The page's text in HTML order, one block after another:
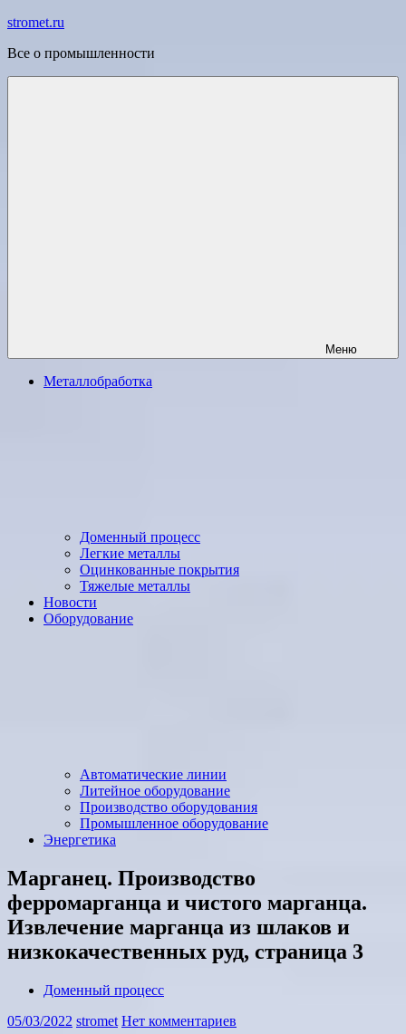
Перейти
содержимому
stromet.ru
Все о промышленности
Меню
Металлобработка
Доменный процесс
Легкие металлы
Оцинкованные покрытия
Тяжелые металлы
Новости
Оборудование
Автоматические линии
Литейное оборудование
Производство оборудования
Промышленное оборудование
Энергетика
Марганец. Производство
ферромарганца и чистого марганца.
Извлечение марганца из шлаков и
низкокачественных руд, страница 3
Доменный процесс
05/03/2022 stromet Нет комментариев